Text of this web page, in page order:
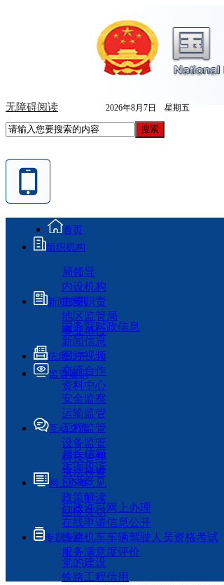
无障碍阅读 2026年8月7日 星期五
首页
组织机构
局领导
内设机构
主要职责
地区监管局
事业单位
新闻资讯
国务院时政信息
新闻信息
图片视频
交流合作
资料中心
信息公开
监管履职
安全监察
运输监管
工程监管
设备监管
科技管理
执法检查
互动交流
局长信箱
咨询投诉
征求意见
政策解读
回应关切
网上办事
行政许可网上办理
在线申请信息公开
铁路机车车辆驾驶人员资格考试
服务满意度评价
专题专栏
党的建设
铁路工程信用